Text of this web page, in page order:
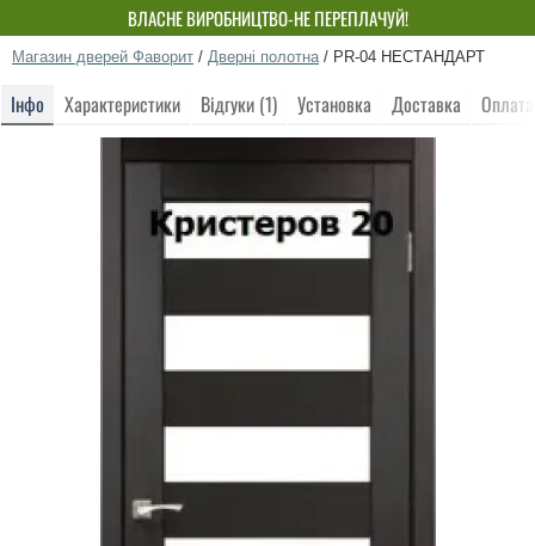
ВЛАСНЕ ВИРОБНИЦТВО-НЕ ПЕРЕПЛАЧУЙ!
Магазин дверей Фаворит / Дверні полотна / PR-04 НЕСТАНДАРТ
Інфо Характеристики Відгуки (1) Установка Доставка Оплата